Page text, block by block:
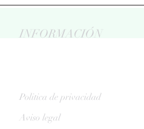
INFORMACIÓN
Politica de privacidad
Aviso legal